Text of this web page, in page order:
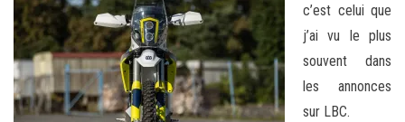
c’est celui que
j’ai vu le plus
souvent dans
les annonces
sur LBC.